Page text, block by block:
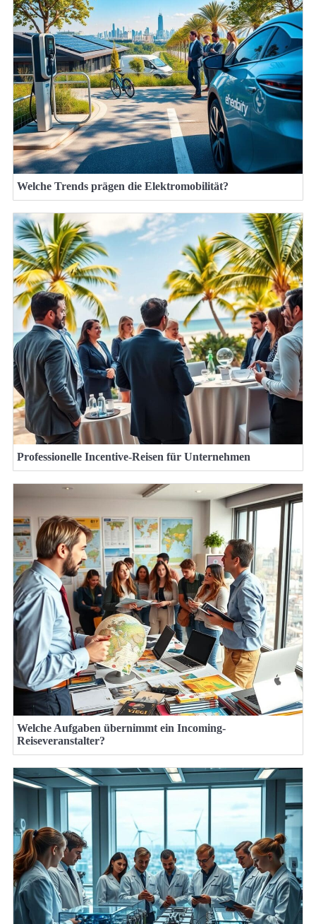
Welche Trends prägen die Elektromobilität?
Professionelle Incentive-Reisen für Unternehmen
Welche Aufgaben übernimmt ein Incoming-
Reiseveranstalter?